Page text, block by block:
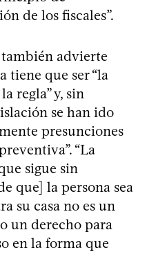
de los fiscales”.
advierte
tiene que ser “la
regla” y, sin
se han ido
presunciones
“La
sigue sin
que] la persona sea
su casa no es un
un derecho para
en la forma que